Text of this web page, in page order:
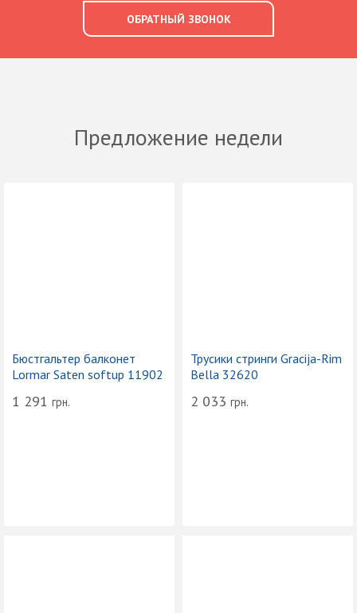
ОБРАТНЫЙ ЗВОНОК
Предложение недели
Бюстгальтер балконет
Lormar Saten softup 11902
1 291 грн.
Трусики стринги Gracija-Rim
Bella 32620
2 033 грн.